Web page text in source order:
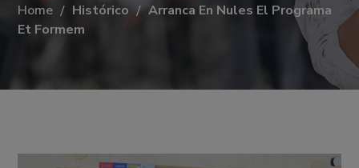
Home Histórico
Arranca En Nules El Programa
Et Formem